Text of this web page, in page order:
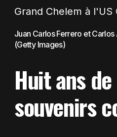
Juan Carlos Ferrero et
(Getty Images)
Huit ans
souvenirs